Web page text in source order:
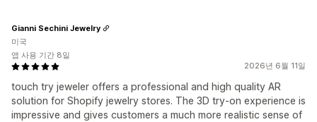
2026년 6월 11일
touch try jeweler offers a professional and high quality AR
solution for Shopify jewelry stores. The 3D try-on experience is
impressive and gives customers a much more realistic sense of
Gianni Sechini Jewelry
미국
앱 사용 기간 8일